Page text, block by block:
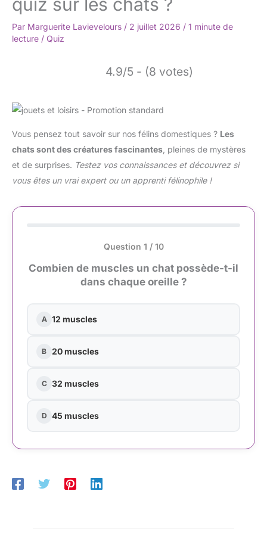
quiz sur les chats ?
Par Marguerite Lavievelours / 2 juillet 2026 / 1 minute de
lecture / Quiz
4.9/5 - (8 votes)
Vous pensez tout savoir sur nos félins domestiques ? Les
chats sont des créatures fascinantes , pleines de mystères
et de surprises. Testez vos connaissances et découvrez si
vous êtes un vrai expert ou un apprenti félinophile !
Question 1 / 10
Combien de muscles un chat possède-t-il
dans chaque oreille ?
A 12 muscles
B 20 muscles
C 32 muscles
D 45 muscles